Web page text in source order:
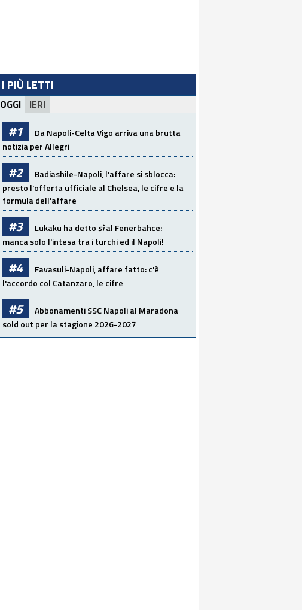
I PIÙ LETTI
OGGI IERI
#1
Da Napoli-Celta Vigo arriva una brutta
notizia per Allegri
#2
Badiashile-Napoli, l'affare si sblocca:
presto l'offerta ufficiale al Chelsea, le cifre e la
formula dell'affare
#3 Lukaku ha dettosìal Fenerbahce:
manca solo l'intesa tra i turchi ed il Napoli!
#4
Favasuli-Napoli, affare fatto: c'è
l'accordo col Catanzaro, le cifre
#5
Abbonamenti SSC Napoli al Maradona
sold out per la stagione 2026-2027